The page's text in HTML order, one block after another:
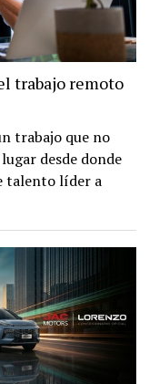
trabajo remoto
trabajo que no
desde donde
talento líder a